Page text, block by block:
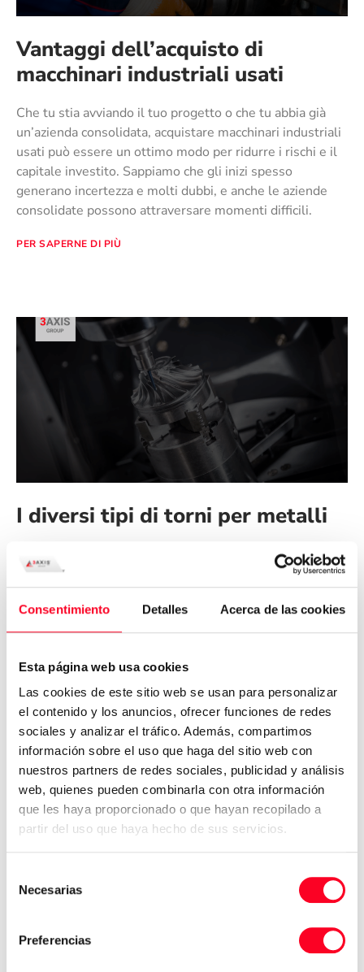
Consentimiento Detalles Acerca de las cookies
Esta página web usa cookies
Las cookies de este sitio web se usan para personalizar
el contenido y los anuncios, ofrecer funciones de redes
sociales y analizar el tráfico. Además, compartimos
información sobre el uso que haga del sitio web con
nuestros partners de redes sociales, publicidad y análisis
web, quienes pueden combinarla con otra información
que les haya proporcionado o que hayan recopilado a
partir del uso que haya hecho de sus servicios.
Necesarias
Preferencias
Vantaggi dell’acquisto di
macchinari industriali usati
Che tu stia avviando il tuo progetto o che tu abbia già
un’azienda consolidata, acquistare macchinari industriali
usati può essere un ottimo modo per ridurre i rischi e il
capitale investito. Sappiamo che gli inizi spesso
generano incertezza e molti dubbi, e anche le aziende
consolidate possono attraversare momenti difficili.
PER SAPERNE DI PIÙ
I diversi tipi di torni per metalli
Come specialisti tipi di torni per metalli nel campo delle
macchine CNC, sappiamo che l’industria metallurgica
necessita di strumenti specifici per facilitare e migliorare
il processo.Per questo motivo, nelle officine
metallurgiche è fondamentale disporre di una gamma di
lavorare e dare forma ai pezzi.
PER SAPERNE DI PIÙ